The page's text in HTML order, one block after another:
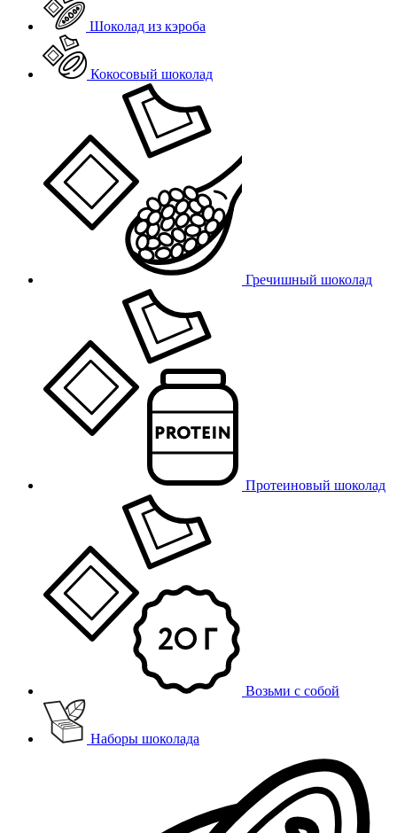
Шоколад из кэроба
Кокосовый шоколад
Гречишный шоколад
Протеиновый шоколад
Возьми с собой
Наборы шоколада